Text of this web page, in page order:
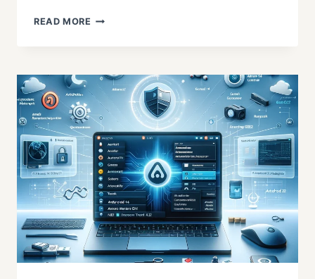
READ MORE KALI
LINUX:
EIN
VERGLEICH
FÜR
IT-
SECURITY-
ENTHUSIASTEN